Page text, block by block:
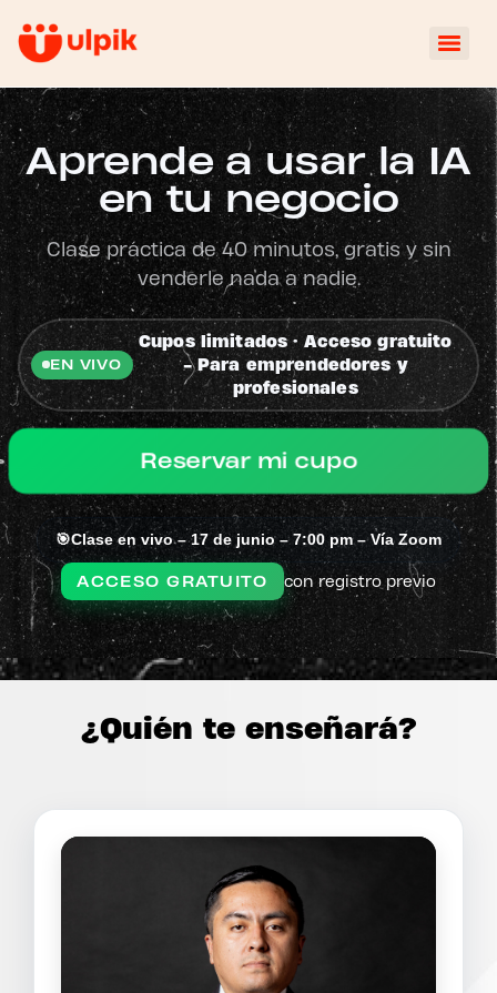
Aprende a usar la IA
en tu negocio
Clase práctica de 40 minutos, gratis y sin
venderle nada a nadie.
EN VIVO
Cupos limitados · Acceso gratuito
- Para emprendedores y
profesionales
Reservar mi cupo
🎯Clase en vivo – 17 de junio – 7:00 pm – Vía Zoom
ACCESO GRATUITO con registro previo
¿Quién te enseñará?